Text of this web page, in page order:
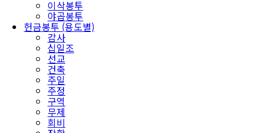
이삭봉투
야곱봉투
헌금봉투 (용도별)
감사
십일조
선교
건축
주일
주정
구역
무제
회비